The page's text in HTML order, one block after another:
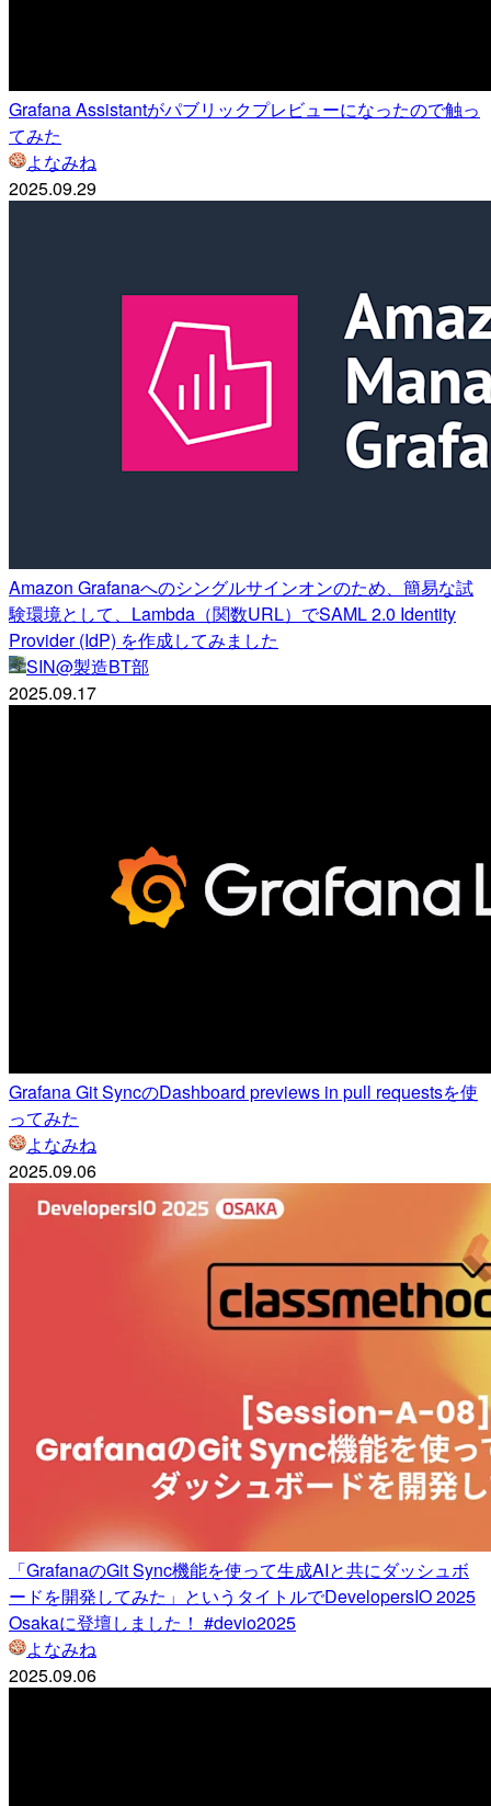
Grafana Assistantがパブリックプレビューになったので触っ
てみた
よなみね
2025.09.29
Amazon Grafanaへのシングルサインオンのため、簡易な試
験環境として、Lambda（関数URL）でSAML 2.0 Identity
Provider (IdP) を作成してみました
SIN@製造BT部
2025.09.17
Grafana Git SyncのDashboard previews in pull requestsを使
ってみた
よなみね
2025.09.06
「GrafanaのGit Sync機能を使って生成AIと共にダッシュボ
ードを開発してみた」というタイトルでDevelopersIO 2025
Osakaに登壇しました！ #devio2025
よなみね
2025.09.06